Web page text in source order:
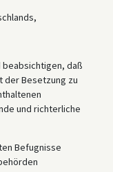
beabsichtigen, daß
der Besetzung zu
und richterliche
Befugnisse